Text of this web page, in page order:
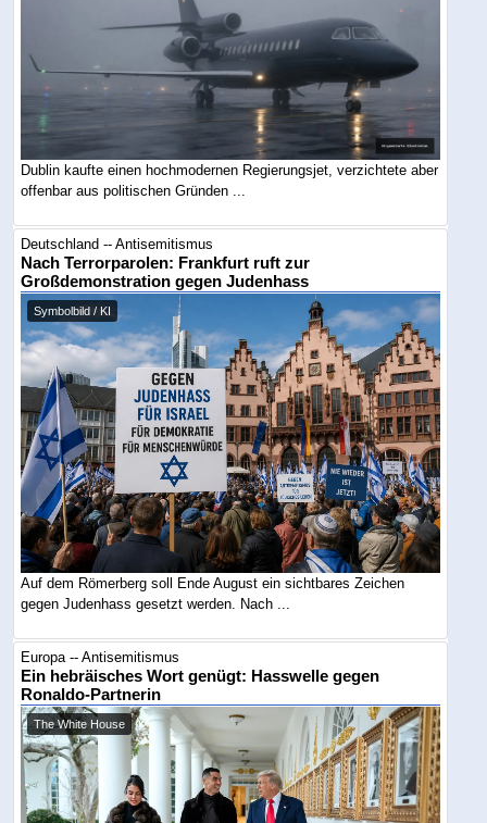
Dublin kaufte einen hochmodernen Regierungsjet, verzichtete aber
offenbar aus politischen Gründen ...
Deutschland -- Antisemitismus
Nach Terrorparolen: Frankfurt ruft zur
Großdemonstration gegen Judenhass
Symbolbild / KI
Auf dem Römerberg soll Ende August ein sichtbares Zeichen
gegen Judenhass gesetzt werden. Nach ...
Europa -- Antisemitismus
Ein hebräisches Wort genügt: Hasswelle gegen
Ronaldo-Partnerin
The White House